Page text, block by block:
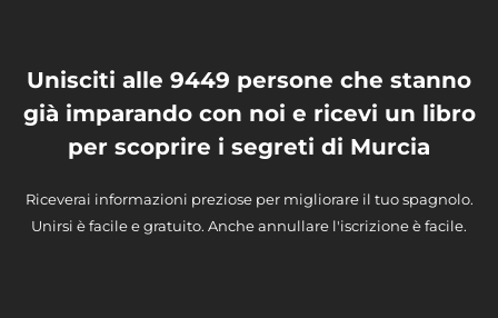
Unisciti alle 9449 persone che stanno
già imparando con noi e ricevi un libro
per scoprire i segreti di Murcia
Riceverai informazioni preziose per migliorare il tuo spagnolo.
Unirsi è facile e gratuito. Anche annullare l'iscrizione è facile.